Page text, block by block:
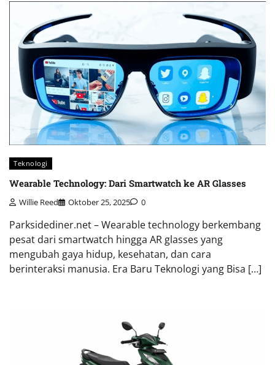
Teknologi
Wearable Technology: Dari Smartwatch ke AR Glasses
Willie Reed Oktober 25, 2025 0
Parksidediner.net – Wearable technology berkembang
pesat dari smartwatch hingga AR glasses yang
mengubah gaya hidup, kesehatan, dan cara
berinteraksi manusia. Era Baru Teknologi yang Bisa […]